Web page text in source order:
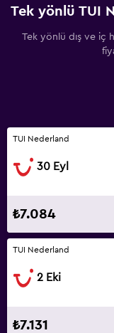
Tek yönlü TUI
Tek yönlü dış ve iç
TUI Nederland
30 Eyl
₺7.084
TUI Nederland
2 Eki
₺7.131